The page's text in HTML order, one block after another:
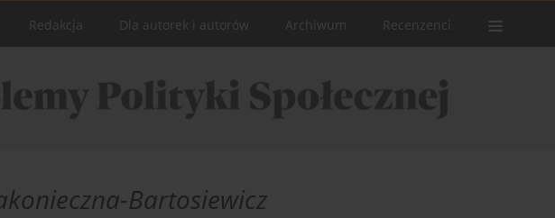
Redakcja Dla autorek i autorów Archiwum Recenzenci
Bartosiewicz